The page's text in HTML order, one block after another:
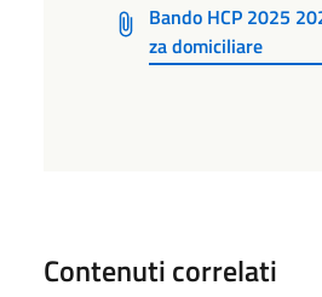
Bando HCP 2025
za domiciliare
Contenuti correlati